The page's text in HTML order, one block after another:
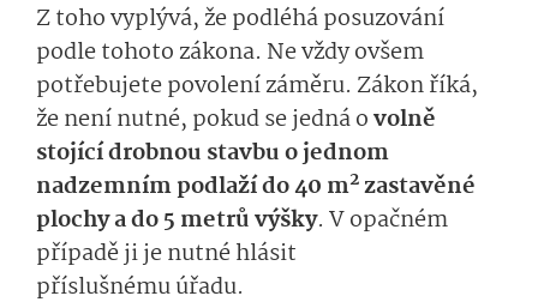
Z toho vyplývá, že podléhá posuzování
podle tohoto zákona. Ne vždy ovšem
potřebujete povolení záměru. Zákon říká,
že není nutné, pokud se jedná ovolně
stojící drobnou stavbu o jednom
nadzemním podlaží do 40 m2zastavěné
plochy a do 5 metrů výšky. V opačném
případě ji je nutné hlásit
příslušnému úřadu.